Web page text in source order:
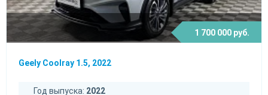
1 700 000 руб.
Geely Coolray 1.5, 2022
Год выпуска: 2022